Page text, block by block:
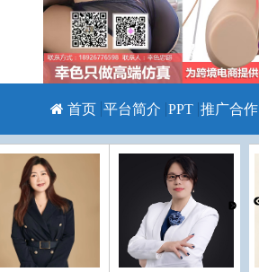
首页 平台简介 PPT 推广合作